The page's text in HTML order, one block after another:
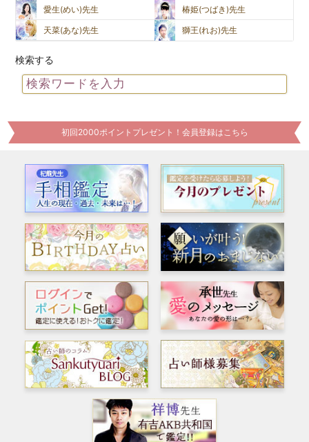
愛生(めい)先生
椿姫(つばき)先生
天菜(あな)先生
獅王(れお)先生
検索する
初回2000ポイントプレゼント！会員登録はこちら